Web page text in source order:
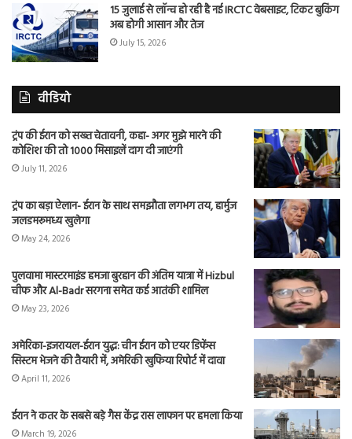
15 जुलाई से लॉन्च हो रही है नई IRCTC वेबसाइट, टिकट बुकिंग
अब होगी आसान और तेज
July 15, 2026
वीडियो
ट्रंप की ईरान को सख्त चेतावनी, कहा- अगर मुझे मारने की
कोशिश की तो 1000 मिसाइलें दाग दी जाएंगी
July 11, 2026
ट्रंप का बड़ा ऐलान- ईरान के साथ समझौता लगभग तय, हार्मुज
जलडमरूमध्य खुलेगा
May 24, 2026
पुलवामा मास्टरमाइंड हमजा बुरहान की अंतिम यात्रा में Hizbul
चीफ और Al-Badr सरगना समेत कई आतंकी शामिल
May 23, 2026
अमेरिका-इजरायल-ईरान युद्ध: चीन ईरान को एयर डिफेंस
सिस्टम भेजने की तैयारी में, अमेरिकी खुफिया रिपोर्ट में दावा
April 11, 2026
ईरान ने कतर के सबसे बड़े गैस केंद्र रास लाफान पर हमला किया
March 19, 2026